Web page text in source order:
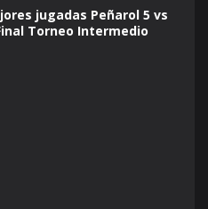
jugadas Peñarol 5 vs
Torneo Intermedio